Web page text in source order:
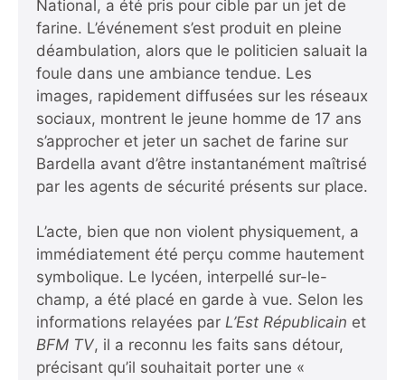
National, a été pris pour cible par un jet de
farine. L’événement s’est produit en pleine
déambulation, alors que le politicien saluait la
foule dans une ambiance tendue. Les
images, rapidement diffusées sur les réseaux
sociaux, montrent le jeune homme de 17 ans
s’approcher et jeter un sachet de farine sur
Bardella avant d’être instantanément maîtrisé
par les agents de sécurité présents sur place.
L’acte, bien que non violent physiquement, a
immédiatement été perçu comme hautement
symbolique. Le lycéen, interpellé sur-le-
champ, a été placé en garde à vue. Selon les
informations relayées par L’Est Républicain et
BFM TV, il a reconnu les faits sans détour,
précisant qu’il souhaitait porter une «